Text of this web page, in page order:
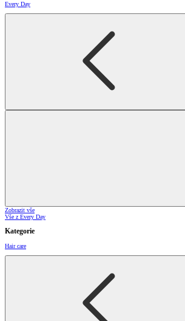
Every Day
Zobrazit vše
Vše z Every Day
Kategorie
Hair care